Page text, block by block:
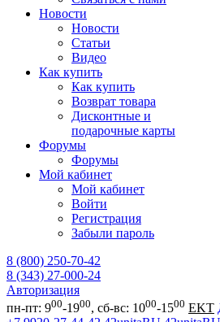
Новости
Новости
Статьи
Видео
Как купить
Как купить
Возврат товара
Дисконтные и
подарочные карты
Форумы
Форумы
Мой кабинет
Мой кабинет
Войти
Регистрация
Забыли пароль
8 (800) 250-70-42
8 (343) 27-000-24
Авторизация
пн-пт: 900-1900, сб-вс: 1000-1500 EKT